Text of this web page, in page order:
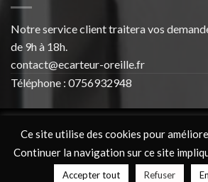
Notre service client traitera vos
de 9h à 18h.
contact@ecarteur-oreille.fr
Téléphone : 0756932948
BLOG
Ce site utilise des cookies pour
Continuer la navigation sur ce site
Accepter tout Refuser